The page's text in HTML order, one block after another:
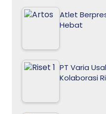
Atlet
Hebat
PT Varia
Kolaborasi